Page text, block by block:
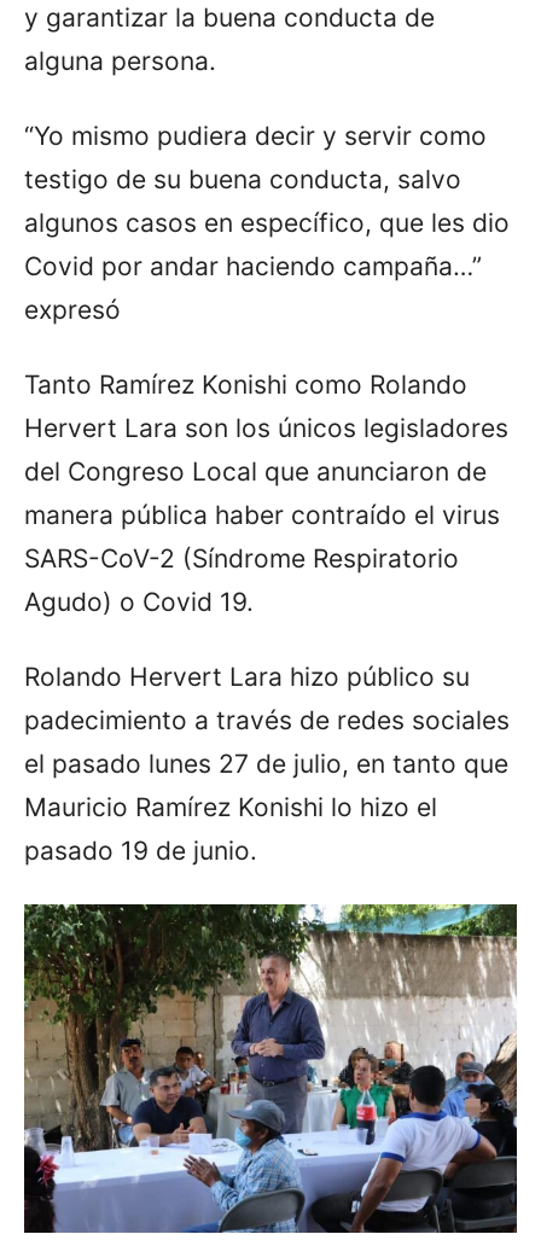
y garantizar la buena conducta de
alguna persona.
“Yo mismo pudiera decir y servir como
testigo de su buena conducta, salvo
algunos casos en específico, que les dio
Covid por andar haciendo campaña…”
expresó
Tanto Ramírez Konishi como Rolando
Hervert Lara son los únicos legisladores
del Congreso Local que anunciaron de
manera pública haber contraído el virus
SARS-CoV-2 (Síndrome Respiratorio
Agudo) o Covid 19.
Rolando Hervert Lara hizo público su
padecimiento a través de redes sociales
el pasado lunes 27 de julio, en tanto que
Mauricio Ramírez Konishi lo hizo el
pasado 19 de junio.